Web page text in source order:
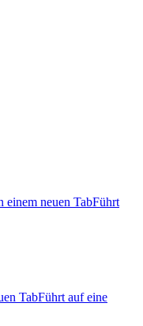
einem neuen TabFührt
TabFührt auf eine